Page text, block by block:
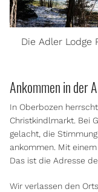
Die Adler
Ankommen in der
In Oberbozen
Christkindlmarkt. Bei
gelacht, die
ankommen. Mit
Das ist die Adresse
Wir verlassen den